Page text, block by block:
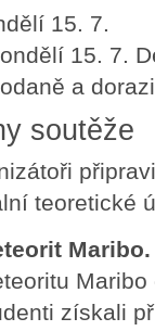
15. 7.
15. 7.
a
soutěže
teoretické
Maribo.
získali